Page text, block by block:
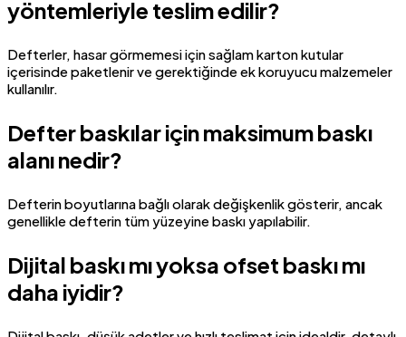
yöntemleriyle teslim edilir?
Defterler, hasar görmemesi için sağlam karton kutular
içerisinde paketlenir ve gerektiğinde ek koruyucu malzemeler
kullanılır.
Defter baskılar için maksimum baskı
alanı nedir?
Defterin boyutlarına bağlı olarak değişkenlik gösterir, ancak
genellikle defterin tüm yüzeyine baskı yapılabilir.
Dijital baskı mı yoksa ofset baskı mı
daha iyidir?